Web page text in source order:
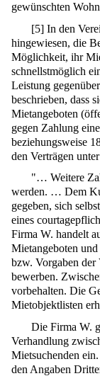
gewünschten
[5] In den
hingewiesen, die
Möglichkeit, ihr
schnellstmöglich
Leistung
beschrieben, dass
Mietangeboten
gegen Zahlung
beziehungsweise
den Verträgen
"… Weitere
werden. … Dem
gegeben, sich
eines
Firma W. handelt
Mietangeboten
bzw. Vorgaben
bewerben.
vorbehalten. Die
Mietobjektlisten
Die Firma W.
Verhandlung
Mietsuchenden
den Angaben